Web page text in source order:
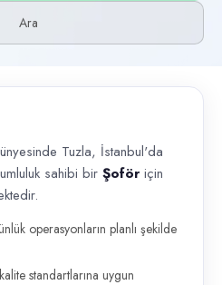
İstanbul'da çalışacak;
Ara
Tuzla, İstanbul'da
sahibi bir Şoföriçin
operasyonların planlı şekilde
standartlarına uygun